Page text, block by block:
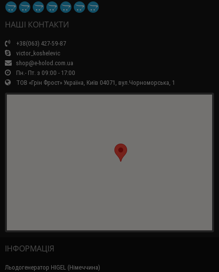
НАШІ КОНТАКТИ
+38(063) 427-59-87
victor_koshelevic
shop@e-holod.com.ua
Пн.- Пт. з 09:00 - 17:00
ТОВ «Грін Фрост» Україна, Київ 04071, вул.Чорноморська, 1
ІНФОРМАЦІЯ
Льодогенератор HIGEL (Німеччина)